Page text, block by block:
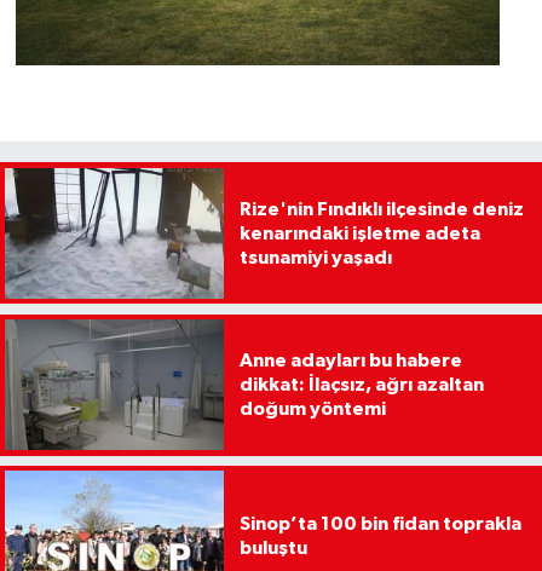
Rize'nin Fındıklı ilçesinde deniz
kenarındaki işletme adeta
tsunamiyi yaşadı
Anne adayları bu habere
dikkat: İlaçsız, ağrı azaltan
doğum yöntemi
Sinop’ta 100 bin fidan toprakla
buluştu